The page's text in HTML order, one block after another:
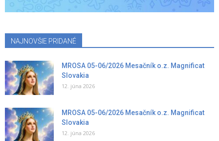
NAJNOVŠIE PRIDANÉ
MROSA 05-06/2026 Mesačník o.z. Magnificat
Slovakia
12. júna 2026
MROSA 05-06/2026 Mesačník o.z. Magnificat
Slovakia
12. júna 2026